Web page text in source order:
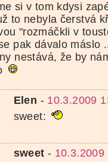
si v tom kdysi
to nebyla čerstvá
"rozmáčkli v
pak dávalo máslo
nestává, že by
Elen - 10.3.2009
sweet:
sweet - 10.3.2009